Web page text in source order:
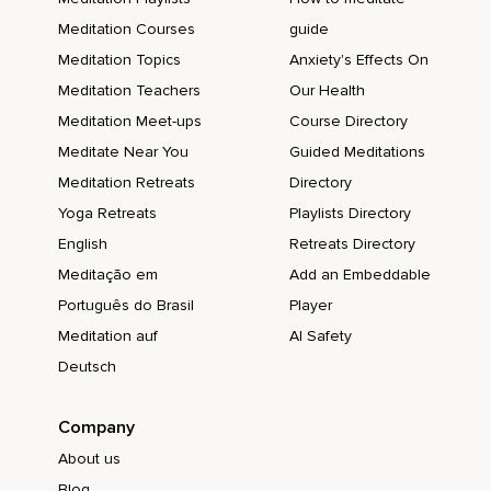
Cualquiera puede estar desanimado y deprimido
temporalmente.
La vida es difícil y en ocasiones nos afecta.
A todos nos tumba de vez en cuando,
Pero no necesita quedarse abajo.
Si usted está deprimido,
Tiene que entender que nadie le está obligando a estar
deprimido.
Si usted no está contento,
Nadie le está obligando a estar infeliz.
Si usted está negativo y tiene una mala actitud,
A no cooperar,
Ser sarcástico o malhumorado.
Meditation Courses
Meditation Topics
Meditation Teachers
Meditation Meet-ups
Meditate Near You
Meditation Retreats
Yoga Retreats
English
Meditação em
Português do Brasil
Meditation auf
Deutsch
guide
Anxiety's Effects On
Our Health
Course Directory
Guided Meditations
Directory
Playlists Directory
Retreats Directory
Add an Embeddable
Player
AI Safety
Company
About us